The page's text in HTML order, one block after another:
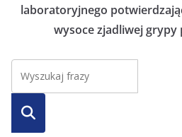
laboratoryjnego
wysoce zjadliwej
Szuka